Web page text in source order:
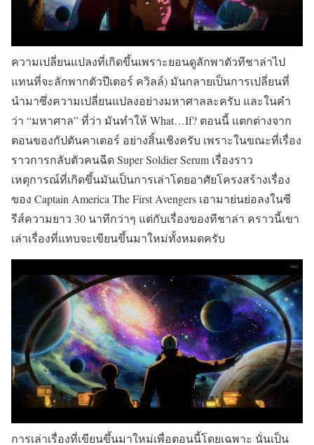
ความเปลี่ยนแปลงที่เกิดขึ้นเพราะยอนดูลักพาตัวทีชาล่าไป
แทนที่จะลักพากตัวปีเตอร์ ควิลล์) มันกลายเป็นการเปลี่ยนที่
นำมาซึ่งความเปลี่ยนแปลงอย่างมหาศาลละครับ และในคำ
ว่า “มหาศาล” ที่ว่า มันทำให้ What…If? ตอนนี้ แตกต่างจาก
ตอนของกัปตันคาเตอร์ อย่างสิ้นเชิงครับ เพราะในขณะที่เรื่อง
ราวการกลับตัวคนฉีด Super Soldier Serum เรื่องราว
เหตุการณ์ที่เกิดขึ้นมันเป็นการเล่าโดยอาศัยโครงสร้างเรื่อง
ของ Captain America The First Avengers เอามาย่นย่อลงในซี
รีส์ความยาว 30 นาทีกว่าๆ แต่กับเรื่องของทีชาล่า คราวนี้เขา
เล่าเรื่องที่แทบจะเขียนขึ้นมาใหม่ทั้งหมดครับ
การเล่าเรื่องที่เขียนขึ้นมาใหม่เพื่อตอนนี้โดยเฉพาะ นั่นเป็น